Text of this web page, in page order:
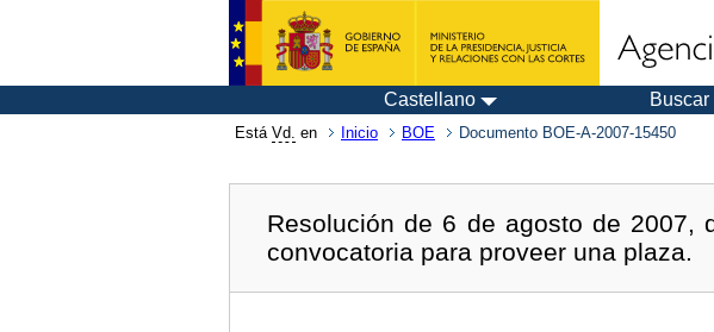
Castellano Buscar
Está Vd. en Inicio BOE Documento BOE-A-2007-15450
Resolución de 6 de agosto de 2007,
convocatoria para proveer una plaza.